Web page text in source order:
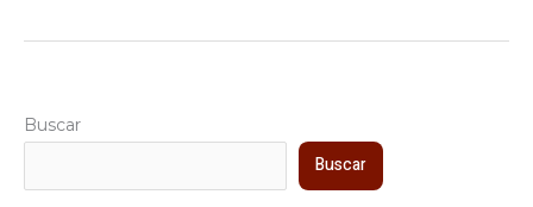
Buscar
Buscar